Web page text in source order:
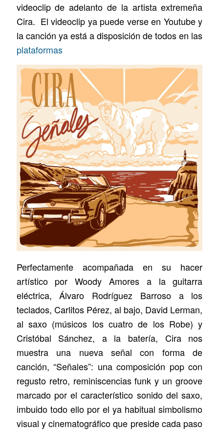
videoclip de adelanto de la artista extremeña
Cira. El videoclip ya puede verse en Youtube y
la canción ya está a disposición de todos en las
plataformas
Perfectamente acompañada en su hacer
artístico por Woody Amores a la guitarra
eléctrica, Álvaro Rodríguez Barroso a los
teclados, Carlitos Pérez, al bajo, David Lerman,
al saxo (músicos los cuatro de los Robe) y
Cristóbal Sánchez, a la batería, Cira nos
muestra una nueva señal con forma de
canción, “Señales”: una composición pop con
regusto retro, reminiscencias funk y un groove
marcado por el característico sonido del saxo,
imbuido todo ello por el ya habitual simbolismo
visual y cinematográfico que preside cada paso